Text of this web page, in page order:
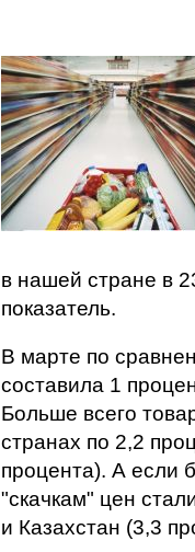
в нашей стране в
показатель.
В марте по
составила 1
Больше всего
странах по 2,2
процента). А если
"скачкам" цен
и Казахстан (3,3